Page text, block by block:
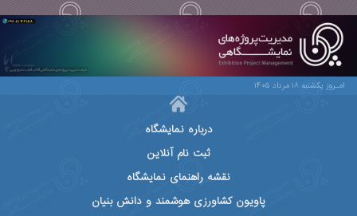
امـروز یکشنبه ۱۸ مرداد ۱۴۰۵
درباره نمایشگاه
ثبت نام آنلاین
نقشه راهنمای نمایشگاه
پاویون کشاورزی هوشمند و دانش بنیان